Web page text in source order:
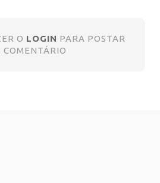
O LOGIN PARA POSTAR
COMENTÁRIO